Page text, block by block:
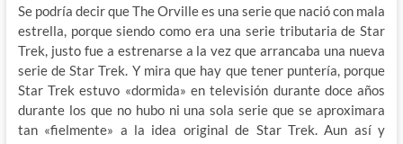
Se podría decir que The Orville es una serie que nació con mala
estrella, porque siendo como era una serie tributaria de Star
Trek, justo fue a estrenarse a la vez que arrancaba una nueva
serie de Star Trek. Y mira que hay que tener puntería, porque
Star Trek estuvo «dormida» en televisión durante doce años
durante los que no hubo ni una sola serie que se aproximara
tan «fielmente» a la idea original de Star Trek. Aun así y